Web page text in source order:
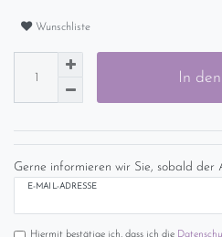
Wunschliste
In
Gerne informieren wir Sie, sobald
E-MAIL-ADRESSE
Hiermit bestätige ich, dass ich die